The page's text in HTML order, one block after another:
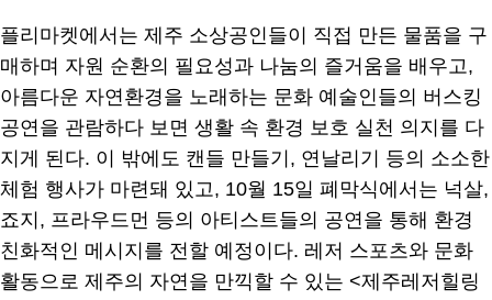
플리마켓에서는 제주 소상공인들이 직접 만든 물품을 구
매하며 자원 순환의 필요성과 나눔의 즐거움을 배우고,
아름다운 자연환경을 노래하는 문화 예술인들의 버스킹
공연을 관람하다 보면 생활 속 환경 보호 실천 의지를 다
지게 된다. 이 밖에도 캔들 만들기, 연날리기 등의 소소한
체험 행사가 마련돼 있고, 10월 15일 폐막식에서는 넉살,
죠지, 프라우드먼 등의 아티스트들의 공연을 통해 환경
친화적인 메시지를 전할 예정이다. 레저 스포츠와 문화
활동으로 제주의 자연을 만끽할 수 있는 <제주레저힐링